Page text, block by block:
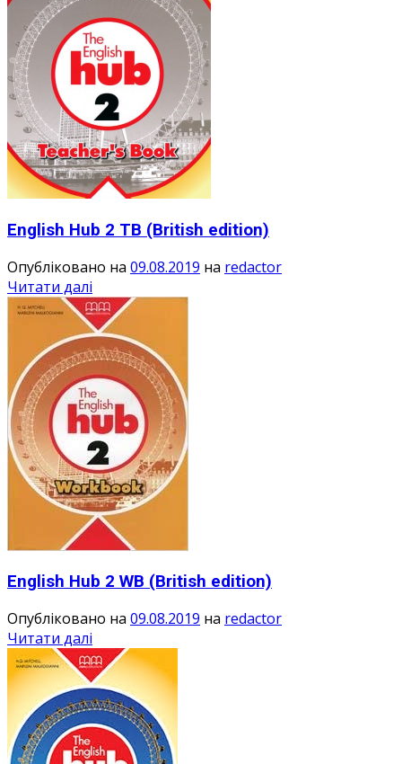
English Hub 2 TB (British edition)
Опубліковано на 09.08.2019 на redactor
Читати далі
English Hub 2 WB (British edition)
Опубліковано на 09.08.2019 на redactor
Читати далі